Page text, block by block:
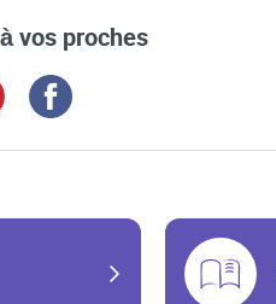
vos proches